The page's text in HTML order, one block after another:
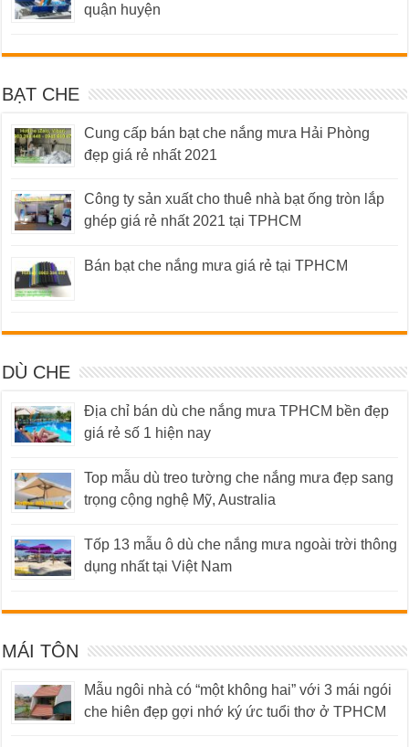
quận huyện
BẠT CHE
Cung cấp bán bạt che nắng mưa Hải Phòng
đẹp giá rẻ nhất 2021
Công ty sản xuất cho thuê nhà bạt ống tròn lắp
ghép giá rẻ nhất 2021 tại TPHCM
Bán bạt che nắng mưa giá rẻ tại TPHCM
DÙ CHE
Địa chỉ bán dù che nắng mưa TPHCM bền đẹp
giá rẻ số 1 hiện nay
Top mẫu dù treo tường che nắng mưa đẹp sang
trọng cộng nghệ Mỹ, Australia
Tốp 13 mẫu ô dù che nắng mưa ngoài trời thông
dụng nhất tại Việt Nam
MÁI TÔN
Mẫu ngôi nhà có “một không hai” với 3 mái ngói
che hiên đẹp gợi nhớ ký ức tuổi thơ ở TPHCM